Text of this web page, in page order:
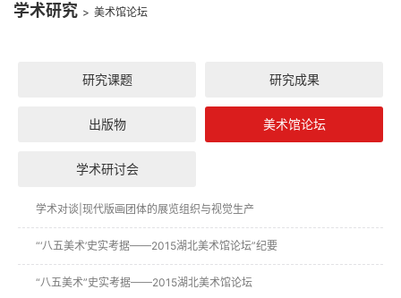
学术研究 > 美术馆论坛
研究课题 研究成果
出版物 美术馆论坛
学术研讨会
学术对谈|现代版画团体的展览组织与视觉生产
“‘八五美术’史实考据——2015湖北美术馆论坛”纪要
“八五美术”史实考据——2015湖北美术馆论坛